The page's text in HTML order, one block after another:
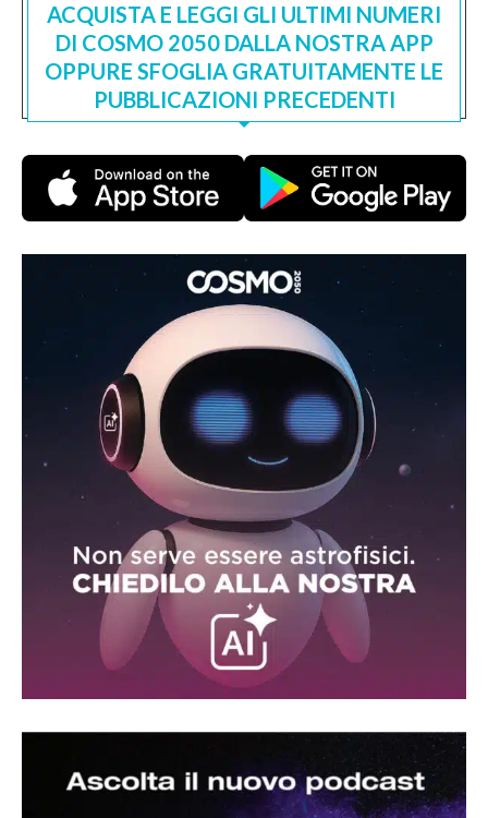
ACQUISTA E LEGGI GLI ULTIMI NUMERI
DI COSMO 2050 DALLA NOSTRA APP
OPPURE SFOGLIA GRATUITAMENTE LE
PUBBLICAZIONI PRECEDENTI